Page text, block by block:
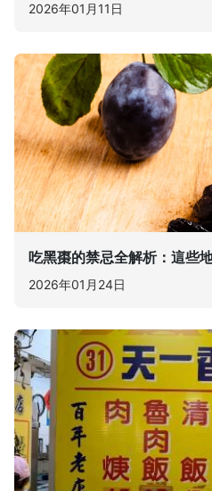
2026年01月11日
吃黑棗的禁忌全解析：這些
2026年01月24日